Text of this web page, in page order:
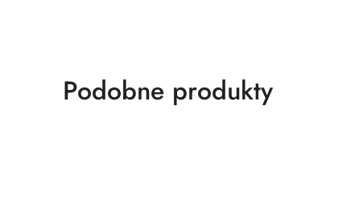
Produkty
Podobne produkty